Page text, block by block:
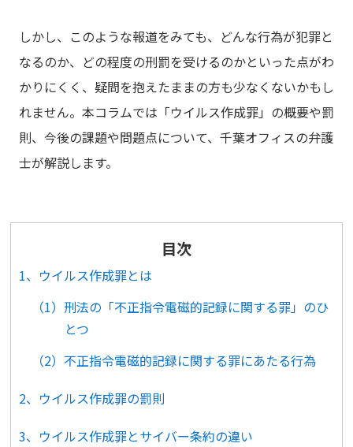
しかし、このような報道をみても、どんな行為が犯罪と
なるのか、どの程度の刑罰を受けるのかといった点がわ
かりにくく、疑問を抱えたままの方も少なくないかもし
れません。本コラムでは「ウイルス作成罪」の概要や罰
則、今後の課題や問題点について、千葉オフィスの弁護
士が解説します。
目次
1、ウイルス作成罪とは
（1）刑法の「不正指令電磁的記録に関する罪」のひ
とつ
（2）不正指令電磁的記録に関する罪にあたる行為
2、ウイルス作成罪の罰則
3、ウイルス作成罪とサイバー条約の違い